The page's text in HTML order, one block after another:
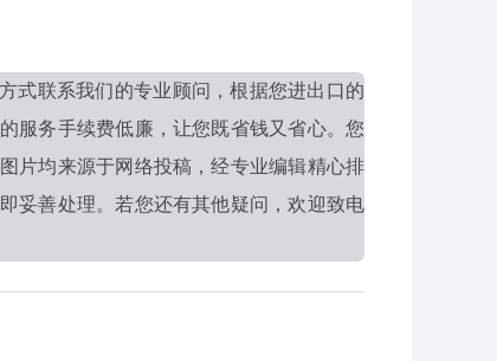
式联系我们的专业顾问，根据您进出口的
服务手续费低廉，让您既省钱又省心。您
片均来源于网络投稿，经专业编辑精心排
妥善处理。若您还有其他疑问，欢迎致电